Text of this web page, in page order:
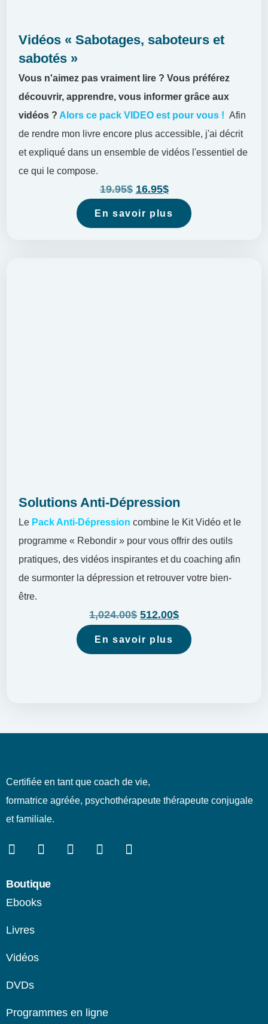
Vidéos « Sabotages, saboteurs et
sabotés »
Vous n'aimez pas vraiment lire ?Vous préférez
découvrir, apprendre, vous informer grâce aux
vidéos ? Alors ce pack VIDEO est pour vous ! Afin
de rendre mon livre encore plus accessible, j'ai décrit
et expliqué dans un ensemble de vidéos l'essentiel de
ce qui le compose.
En savoir plus
19.95$ 16.95$
Solutions Anti-Dépression
Le Pack Anti-Dépressioncombine le Kit Vidéo et le
programme « Rebondir » pour vous offrir des outils
pratiques, des vidéos inspirantes et du coaching afin
de surmonter la dépression et retrouver votre bien-
être.
En savoir plus
1,024.00$ 512.00$
Certifiée en tant que coach de vie,
formatrice agréée, psychothérapeute thérapeute conjugale
et familiale.
Boutique
Ebooks
Livres
Vidéos
DVDs
Programmes en ligne​